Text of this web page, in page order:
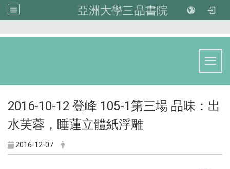
亞洲大學三品書院
2016-10-12 登峰 105-1第三場 品味：出
水芙蓉，睡蓮立體紙浮雕
2016-12-07